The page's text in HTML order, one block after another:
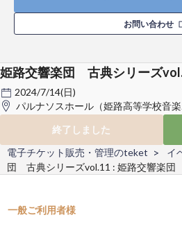
お問い合わせ
姫路交響楽団 古典シリーズ
2024/7/14(日)
パルナソスホール（姫路高等学校音楽
終了しました
電子チケット販売・管理のteket イ
団 古典シリーズvol.11 : 姫路交響楽団
一般ご利用者様